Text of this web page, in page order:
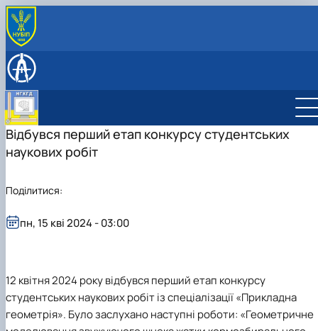
ПРО КАФЕДРУ
НАУКОВІ ГУРТКИ
Комп'ютерна графіка та твердотільне
моделювання
CAD-технології для конструкторів
ОБУХОВСЬКІ ЧИТАННЯ
Відбувся перший етап конкурсу студентських
наукових робіт
12 квітня 2024 року відбувся перший етап конкурсу
студентських наукових робіт із спеціалізації «Прикладна
геометрія». Було заслухано наступні роботи: «Геометричне
пн, 15 кві 2024 - 03:00
Поділитися: